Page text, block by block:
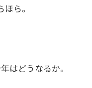
ら。
はどうなるか。